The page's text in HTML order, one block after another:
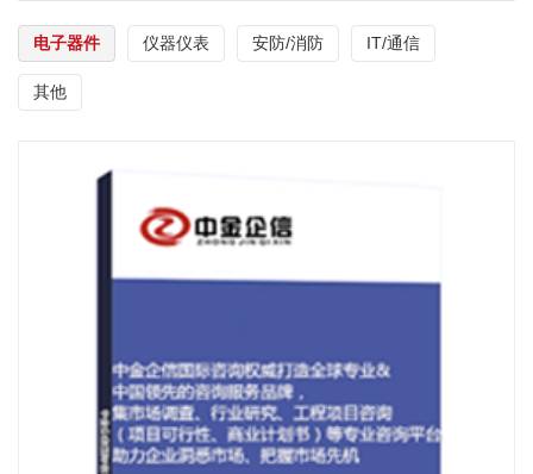
电子器件 仪器仪表 安防/消防 IT/通信
其他